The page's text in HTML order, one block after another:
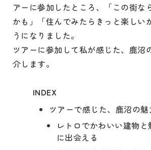
アーに参加したところ、「この街な
かも」「住んでみたらきっと楽しい
うになりました。
ツアーに参加して私が感じた、鹿沼
介します。
INDEX
ツアーで感じた、鹿沼の魅
レトロでかわいい建物
に出会える